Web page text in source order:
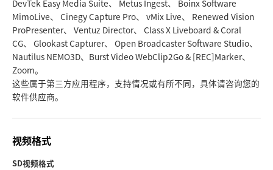
DevTek Easy Media Suite、 Metus Ingest、 Boinx Software
MimoLive、 Cinegy Capture Pro、 vMix Live、 Renewed Vision
ProPresenter、 Ventuz Director、 Class X Liveboard & Coral
CG、 Glookast Capturer、 Open Broadcaster Software Studio、
Nautilus NEMO3D、Burst Video WebClip2Go & [REC]Marker、
Zoom。
这些属于第三方应用程序，支持情况或有所不同，具体请咨询您的
软件供应商。
视频格式
SD视频格式